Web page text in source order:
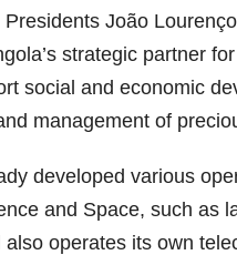
João
strategic partner
social and economic
management of
developed various
and Space, such as
operates its own